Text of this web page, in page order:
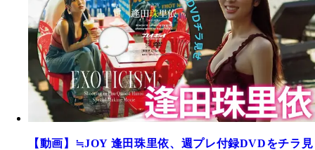
【動画】≒JOY 逢田珠里依、週プレ付録DVDをチラ見